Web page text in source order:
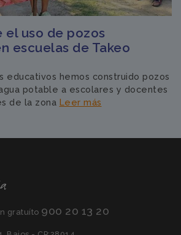
el uso de pozos
escuelas de Takeo
educativos hemos construido pozos
potable a escolares y docentes
de la zona Leer más
gratuíto 900 20 13 20